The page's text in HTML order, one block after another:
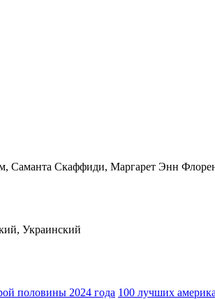
Саманта Скаффиди, Маргарет Энн
Украинский
половины 2024 года 100 лучших